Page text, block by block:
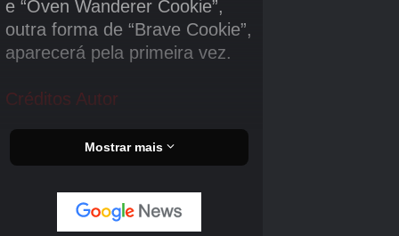
3 grandes relíquias perdidas 20 ou mais
3 penas prateadas
1 troféu de corda de pular